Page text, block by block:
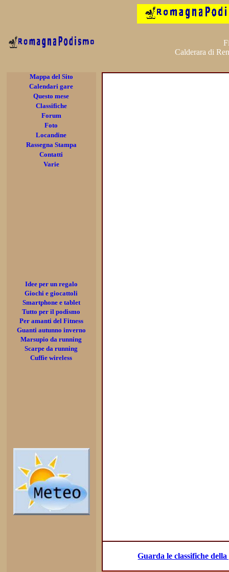
Calderara di
Mappa del Sito
Calendari gare
Questo mese
Classifiche
Forum
Foto
Locandine
Rassegna Stampa
Contatti
Varie
Guarda le classifiche
Idee per un regalo
Giochi e giocattoli
Smartphone e tablet
Tutto per il podismo
Per amanti del Fitness
Guanti autunno inverno
Marsupio da running
Scarpe da running
Cuffie wireless